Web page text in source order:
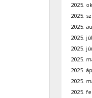
2025.
2025.
2025.
2025.
2025.
2025.
2025.
2025.
2025.